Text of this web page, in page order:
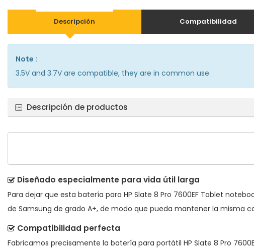
Descripción Compatibilidad
Note :
3.5V and 3.7V are compatible, they are in common use.
Descripción de productos
Diseñado especialmente para vida útil larga
Para dejar que esta batería para HP Slate 8 Pro 7600EF Tablet
de Samsung de grado A+, de modo que pueda mantener la misma
Compatibilidad perfecta
Fabricamos precisamente la batería para portátil HP Slate 8 Pro